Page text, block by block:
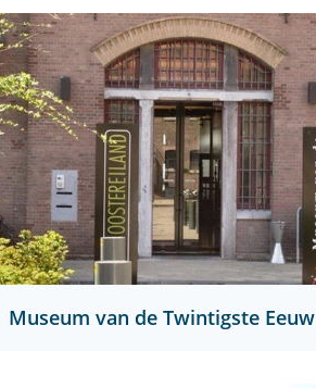
Museum van de Twintigste Eeuw